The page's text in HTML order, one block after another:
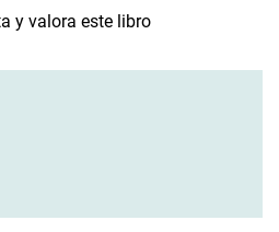
y valora este libro